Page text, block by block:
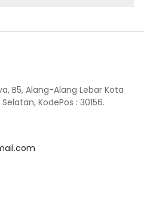
B5, Alang-Alang Lebar Kota
KodePos : 30156.